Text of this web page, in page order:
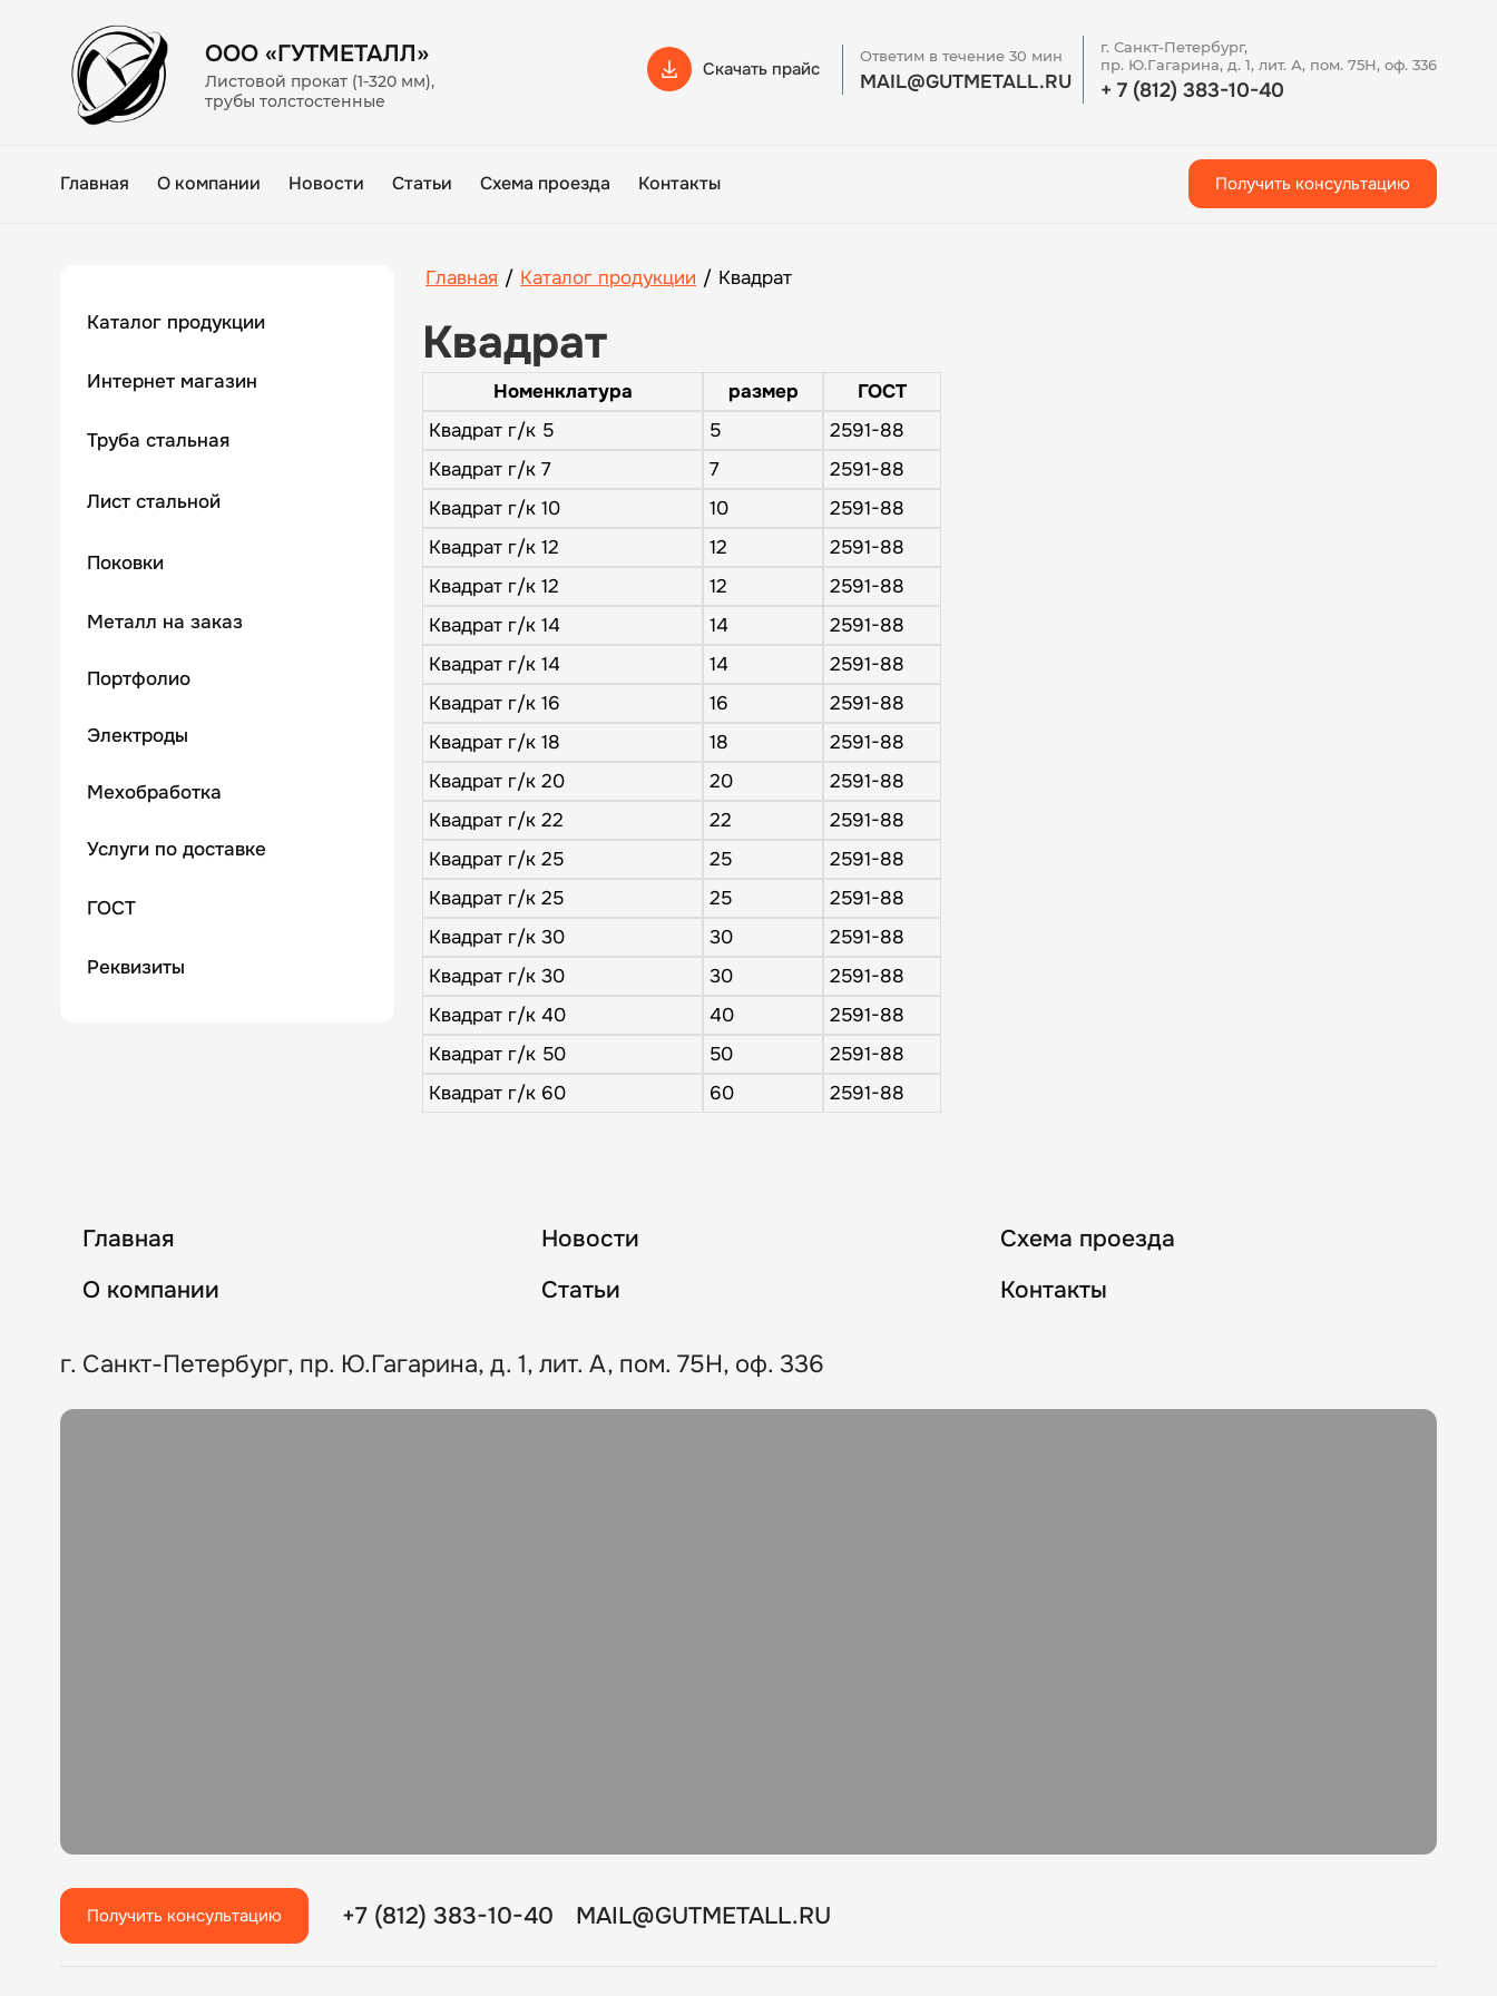
ООО «ГУТМЕТАЛЛ»
Листовой прокат (1-320 мм),
трубы толстостенные
Скачать прайс
Ответим в течение 30 мин
MAIL@GUTMETALL.RU
г. Санкт-Петербург,
пр. Ю.Гагарина, д. 1, лит. А, пом. 75Н, оф. 336
+ 7 (812) 383-10-40
Главная О компании Новости Статьи Схема проезда Контакты Получить консультацию
Каталог продукции
Интернет магазин
Труба стальная
Лист стальной
Поковки
Металл на заказ
Портфолио
Электроды
Мехобработка
Услуги по доставке
ГОСТ
Реквизиты
Главная / Каталог продукции / Квадрат
Квадрат
Номенклатура размер
ГОСТ
Квадрат г/к 5
5
2591-88
Квадрат г/к 7
7
2591-88
Квадрат г/к 10
10
2591-88
Квадрат г/к 12
12
2591-88
Квадрат г/к 12
12
2591-88
Квадрат г/к 14
14
2591-88
Квадрат г/к 14
14
2591-88
Квадрат г/к 16
16
2591-88
Квадрат г/к 18
18
2591-88
Квадрат г/к 20
20
2591-88
Квадрат г/к 22
22
2591-88
Квадрат г/к 25
25
2591-88
Квадрат г/к 25
25
2591-88
Квадрат г/к 30
30
2591-88
Квадрат г/к 30
30
2591-88
Квадрат г/к 40
40
2591-88
Квадрат г/к 50
50
2591-88
Квадрат г/к 60
60 2591-88
Главная
О компании
Новости
Статьи
Схема проезда
Контакты
г. Санкт-Петербург, пр. Ю.Гагарина, д. 1, лит. А, пом. 75Н, оф. 336
Получить консультацию +7 (812) 383-10-40 MAIL@GUTMETALL.RU